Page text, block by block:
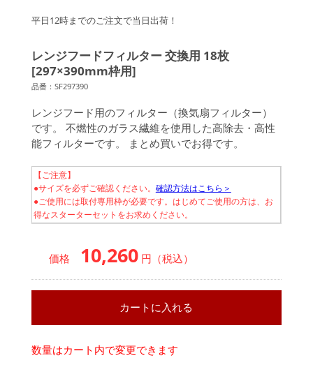
平日12時までのご注文で当日出荷！
レンジフードフィルター 交換用 18枚
[297×390mm枠用]
品番：SF297390
レンジフード用のフィルター（換気扇フィルター）
です。 不燃性のガラス繊維を使用した高除去・高性
能フィルターです。 まとめ買いでお得です。
【ご注意】
●サイズを必ずご確認ください。 確認方法はこちら＞
●ご使用には取付専用枠が必要です。はじめてご使用の方は、お
得なスターターセットをお求めください。
価格 10,260円（税込）
数量はカート内で変更できます